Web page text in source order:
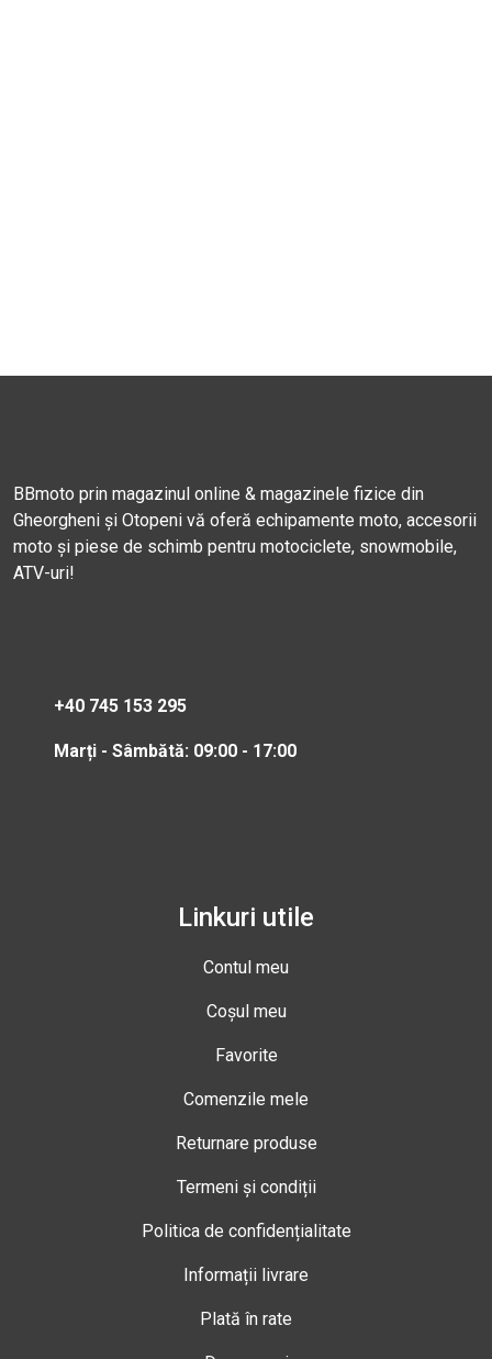
BBmoto prin magazinul online & magazinele fizice din
Gheorgheni și Otopeni vă oferă echipamente moto, accesorii
moto și piese de schimb pentru motociclete, snowmobile,
ATV-uri!
+40 745 153 295
Marți - Sâmbătă: 09:00 - 17:00
Linkuri utile
Contul meu
Coșul meu
Favorite
Comenzile mele
Returnare produse
Termeni și condiții
Politica de confidențialitate
Informații livrare
Plată în rate